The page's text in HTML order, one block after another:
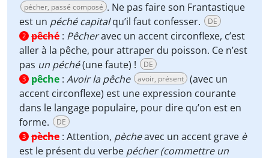
pécher, passé composé . Ne pas faire son Frantastique
est un péché capitalqu’il faut confesser. DE
2 pêché : Pêcheravec un accent circonflexe, c’est
aller à la pêche, pour attraper du poisson. Ce n’est
pas un péché(une faute) ! DE
3 pêche : Avoir la pêche avoir, présent (avec un
accent circonflexe) est une expression courante
dans le langage populaire, pour dire qu’on est en
forme.
DE
3 pèche : Attention, pècheavec un accent grave è
est le présent du verbe pécher (commettre un